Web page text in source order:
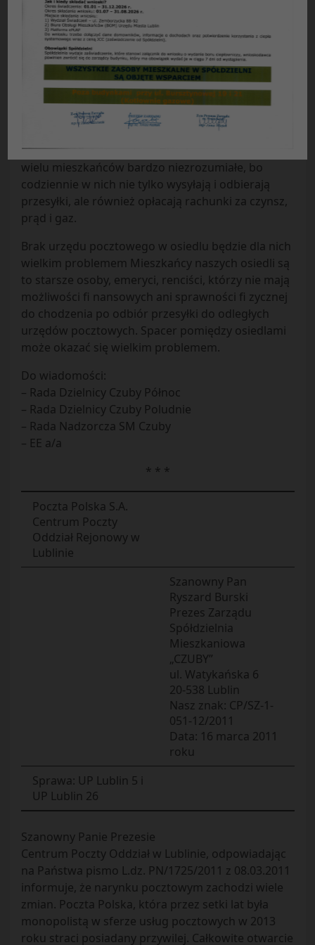
Ldz. PN/1725/2011 Poczta PolskaS.A.
Zarząd Spółdzielni Mieszkaniowej „Czuby” w
Lublinie protestuje przeciwko planom zamknięcia
urzędów pocztowych w osiedlu Skarpa przy ulicach
Radości i osiedlu Poręba przy ulicy Bursztynowej.
Plany likwidacji tych urzędów pocztowych są dla
wielu mieszkańców bardzo niezrozumiałe, bo
codziennie w nich nie tylko wysyłają i odbierają
przesyłki, ale również opłacają rachunki za czynsz,
prąd i gaz.
Brak urzędu pocztowego w osiedlu będzie dla nich
wielkim problemem Mieszkańcy naszych osiedli są
to starsze osoby, emeryci, renciści, którzy nie mają
możliwości fi nansowych ani sprawności fi zycznej
do chodzenia po odbiór przesyłki do odległych
urzędów pocztowych. Spacer pomiędzy osiedlami
może okazać się wielkim problemem.
Do wiadomości:
– Rada Dzielnicy Czuby Północ
– Rada Dzielnicy Czuby Poludnie
– Rada Nadzorcza SM Czuby
– EE a/a
* * *
Poczta Polska S.A.
Centrum Poczty
Oddział Rejonowy w
Lublinie
Szanowny Pan
Ryszard Burski
Prezes Zarządu
Spółdzielnia
Mieszkaniowa
„CZUBY”
ul. Watykańska 6
20-538 Lublin
Nasz znak: CP/SZ-1-
051-12/2011
Data: 16 marca 2011
roku
Sprawa: UP Lublin 5 i
UP Lublin 26
Szanowny Panie Prezesie
Centrum Poczty Oddział w Lublinie, odpowiadając
na Państwa pismo L.dz. PN/1725/2011 z 08.03.2011
informuje, że narynku pocztowym zachodzi wiele
zmian. Poczta Polska, która przez setki lat była
monopolistą w sferze usług pocztowych w 2013
roku straci posiadany przywilej. Całkowite otwarcie